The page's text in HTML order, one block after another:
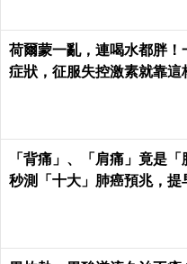
荷爾蒙一亂，連喝水都胖！
症狀，征服失控激素就靠這
「背痛」、「肩痛」竟是「
秒測「十大」肺癌預兆，提